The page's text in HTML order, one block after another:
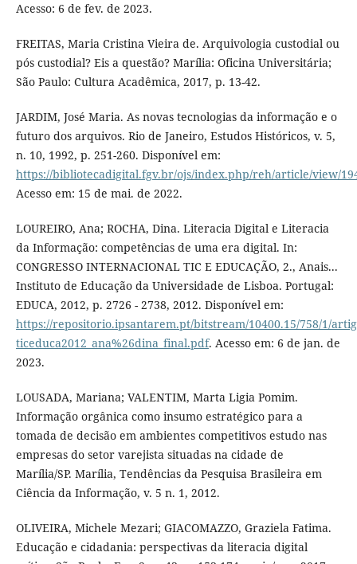
Acesso: 6 de fev. de 2023.
FREITAS, Maria Cristina Vieira de. Arquivologia custodial ou
pós custodial? Eis a questão? Marília: Oficina Universitária;
São Paulo: Cultura Acadêmica, 2017, p. 13-42.
JARDIM, José Maria. As novas tecnologias da informação e o
futuro dos arquivos. Rio de Janeiro, Estudos Históricos, v. 5,
n. 10, 1992, p. 251-260. Disponível em:
https://bibliotecadigital.fgv.br/ojs/index.php/reh/article/view/
Acesso em: 15 de mai. de 2022.
LOUREIRO, Ana; ROCHA, Dina. Literacia Digital e Literacia
da Informação: competências de uma era digital. In:
CONGRESSO INTERNACIONAL TIC E EDUCAÇÃO, 2., Anais...
Instituto de Educação da Universidade de Lisboa. Portugal:
EDUCA, 2012, p. 2726 - 2738, 2012. Disponível em:
https://repositorio.ipsantarem.pt/bitstream/10400.15/758/1/
ticeduca2012_ana%26dina_final.pdf. Acesso em: 6 de jan. de
2023.
LOUSADA, Mariana; VALENTIM, Marta Ligia Pomim.
Informação orgânica como insumo estratégico para a
tomada de decisão em ambientes competitivos estudo nas
empresas do setor varejista situadas na cidade de
Marília/SP. Marília, Tendências da Pesquisa Brasileira em
Ciência da Informação, v. 5 n. 1, 2012.
OLIVEIRA, Michele Mezari; GIACOMAZZO, Graziela Fatima.
Educação e cidadania: perspectivas da literacia digital